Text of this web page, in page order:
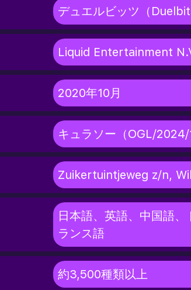
デュエルビッツ（
Liquid Entertainment
2020年10月
キュラソー（OGL/2024/
Zuikertuintjeweg z/n,
日本語、英語、中国語
ランス語
約3,500種類以上